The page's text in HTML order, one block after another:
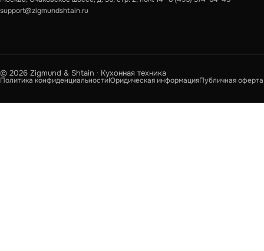
support@zigmundshtain.ru
© 2026 Zigmund & Shtain · Кухонная техника
Политика конфиденциальностиЮридическая информацияПубличная оферта